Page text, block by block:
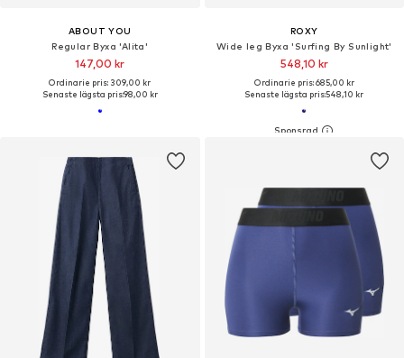
ABOUT YOU
Regular Byxa 'Alita'
147,00 kr
Ordinarie pris: 309,00 kr
Senaste lägsta pris:98,00 kr
ROXY
Wide leg Byxa 'Surfing By Sunlight'
548,10 kr
Ordinarie pris: 685,00 kr
Senaste lägsta pris:548,10 kr